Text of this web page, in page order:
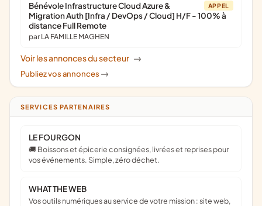
APPEL
Bénévole Infrastructure Cloud Azure &
Migration Auth [Infra / DevOps / Cloud] H/F - 100% à
distance Full Remote
par LA FAMILLE MAGHEN
Voir les annonces du secteur ->
Publiez vos annonces ->
SERVICES PARTENAIRES
LE FOURGON
🚚 Boissons et épicerie consignées, livrées et reprises pour
vos événements. Simple, zéro déchet.
WHAT THE WEB
Vos outils numériques au service de votre mission : site web,